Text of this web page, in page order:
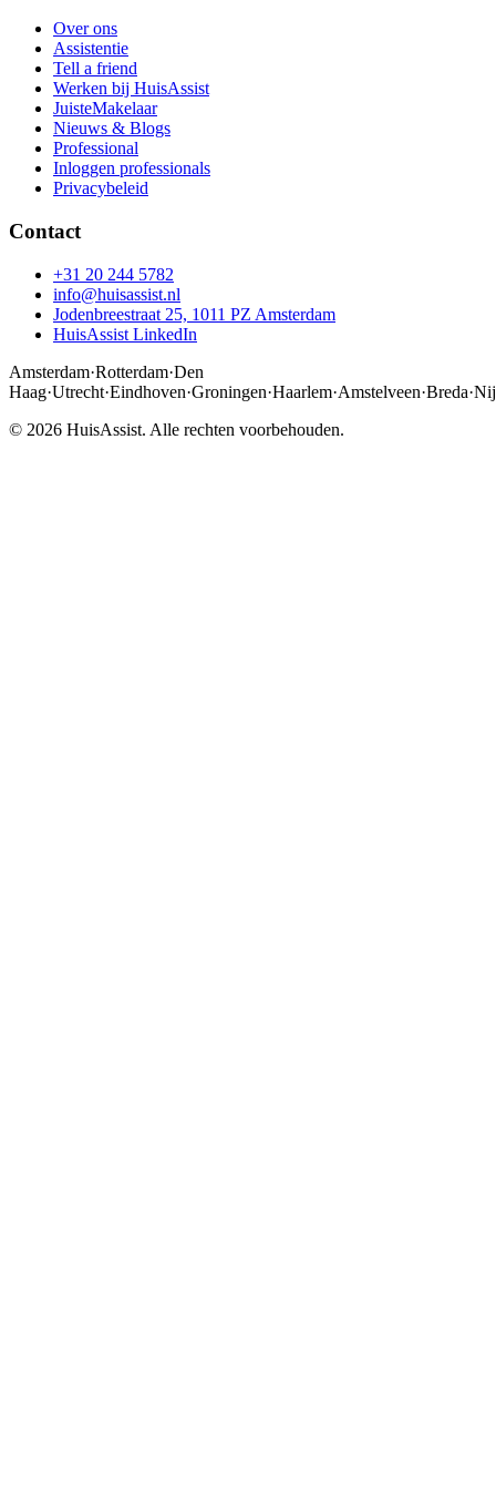
Over ons
Assistentie
Tell a friend
Werken bij HuisAssist
JuisteMakelaar
Nieuws & Blogs
Professional
Inloggen professionals
Privacybeleid
Contact
+31 20 244 5782
info@huisassist.nl
Jodenbreestraat 25, 1011 PZ Amsterdam
HuisAssist LinkedIn
Amsterdam·Rotterdam·Den
Haag·Utrecht·Eindhoven·Groningen·Haarlem·Amstelveen·Breda·
© 2026 HuisAssist. Alle rechten voorbehouden.